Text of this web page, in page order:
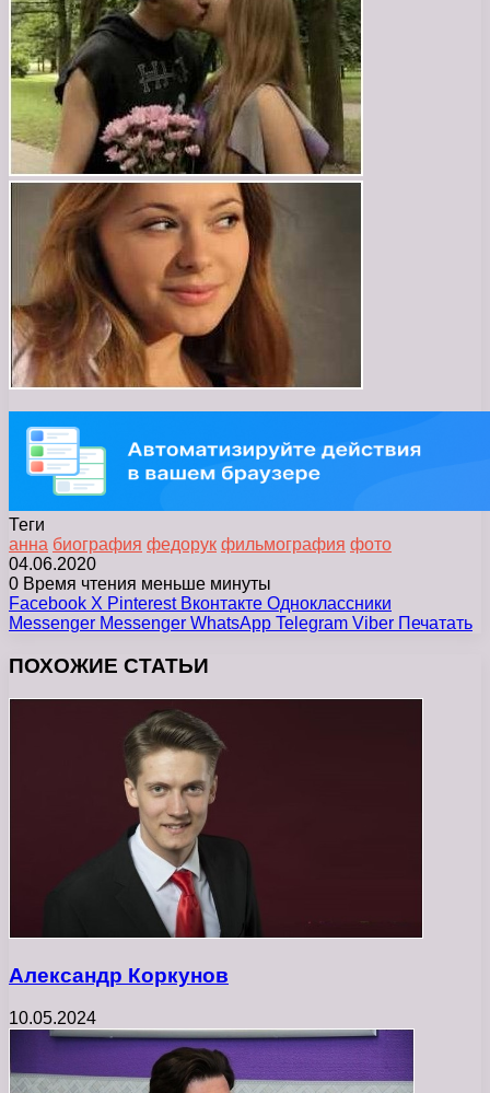
Теги
анна биография федорук фильмография фото
04.06.2020
0 Время чтения меньше минуты
Facebook X Pinterest Вконтакте Одноклассники
Messenger Messenger WhatsApp Telegram Viber Печатать
ПОХОЖИЕ СТАТЬИ
Александр Коркунов
10.05.2024